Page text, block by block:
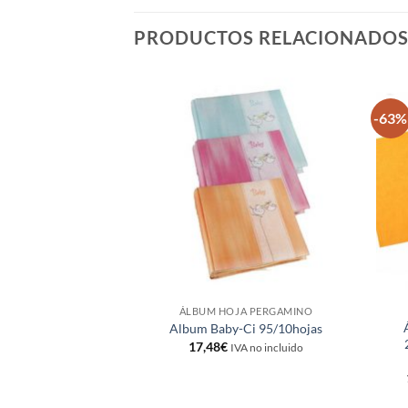
PRODUCTOS RELACIONADOS
ÁLBUM HOJA PERGAMINO
Album Baby-Ci 95/10hojas
17,48€ IVA no incluido
-63%